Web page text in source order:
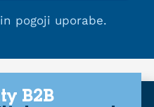
pogoji uporabe.
B2B